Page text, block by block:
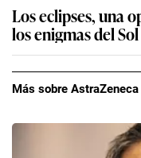
Los eclipses, una
los enigmas del Sol
Más sobre AstraZeneca